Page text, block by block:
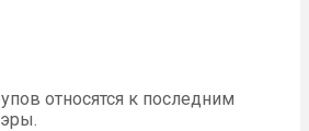
относятся к последним